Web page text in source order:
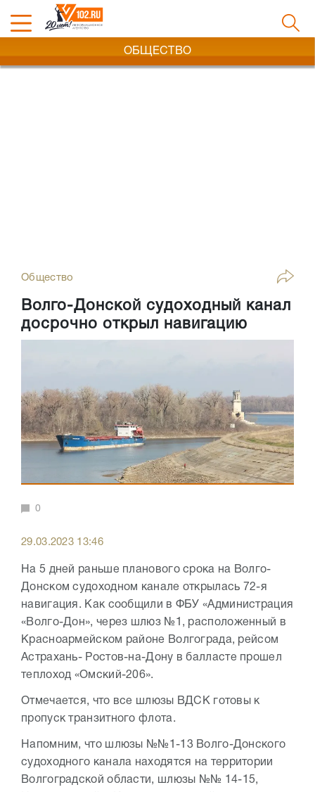
ОБЩЕСТВО
Общество
Волго-Донской судоходный канал
досрочно открыл навигацию
0
29.03.2023 13:46
На 5 дней раньше планового срока на Волго-
Донском судоходном канале открылась 72-я
навигация. Как сообщили в ФБУ «Администрация
«Волго-Дон», через шлюз №1, расположенный в
Красноармейском районе Волгограда, рейсом
Астрахань- Ростов-на-Дону в балласте прошел
теплоход «Омский-206».
Отмечается, что все шлюзы ВДСК готовы к
пропуск транзитного флота.
Напомним, что шлюзы №№1-13 Волго-Донского
судоходного канала находятся на территории
Волгоградской области, шлюзы №№ 14-15,